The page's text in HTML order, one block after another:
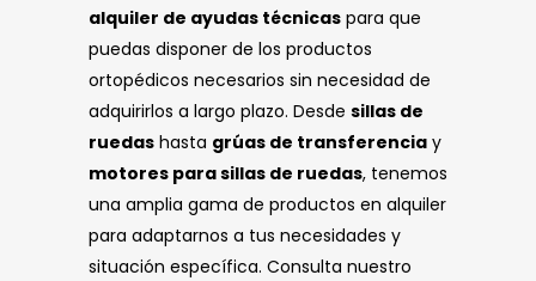
alquiler de ayudas técnicas para que
puedas disponer de los productos
ortopédicos necesarios sin necesidad de
adquirirlos a largo plazo. Desde sillas de
ruedas hasta grúas de transferencia y
motores para sillas de ruedas, tenemos
una amplia gama de productos en alquiler
para adaptarnos a tus necesidades y
situación específica. Consulta nuestro